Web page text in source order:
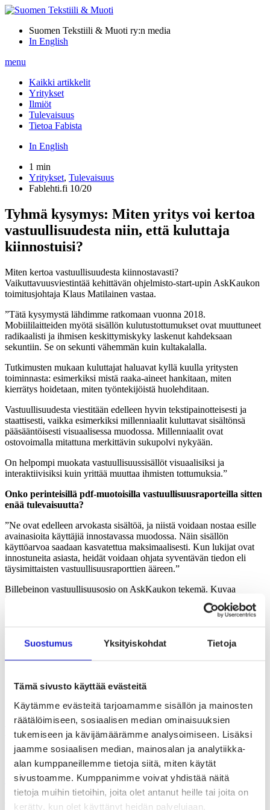
Suostumus Yksityiskohdat Tietoja
Tämä sivusto käyttää evästeitä
Käytämme evästeitä tarjoamamme sisällön ja mainosten
räätälöimiseen, sosiaalisen median ominaisuuksien
tukemiseen ja kävijämäärämme analysoimiseen. Lisäksi
jaamme sosiaalisen median, mainosalan ja analytiikka-
alan kumppaneillemme tietoja siitä, miten käytät
sivustoamme. Kumppanimme voivat yhdistää näitä
tietoja muihin tietoihin, joita olet antanut heille tai joita on
kerätty, kun olet käyttänyt heidän palvelujaan.
Suomen Tekstiili & Muoti ry:n media
In English
menu
Kaikki artikkelit
Yritykset
Ilmiöt
Tulevaisuus
Tietoa Fabista
In English
1 min
Yritykset, Tulevaisuus
Fablehti.fi 10/20
Tyhmä kysymys: Miten yritys voi kertoa
vastuullisuudesta niin, että kuluttaja
kiinnostuisi?
Miten kertoa vastuullisuudesta kiinnostavasti?
Vaikuttavuusviestintää kehittävän ohjelmisto-start-upin AskKaukon
toimitusjohtaja Klaus Matilainen vastaa.
”Tätä kysymystä lähdimme ratkomaan vuonna 2018.
Mobiililaitteiden myötä sisällön kulutustottumukset ovat muuttuneet
radikaalisti ja ihmisen keskittymiskyky laskenut kahdeksaan
sekuntiin. Se on sekunti vähemmän kuin kultakalalla.
Tutkimusten mukaan kuluttajat haluavat kyllä kuulla yritysten
toiminnasta: esimerkiksi mistä raaka-aineet hankitaan, miten
kierrätys hoidetaan, miten työntekijöistä huolehditaan.
Vastuullisuudesta viestitään edelleen hyvin tekstipainotteisesti ja
staattisesti, vaikka esimerkiksi millenniaalit kuluttavat sisältönsä
pääsääntöisesti visuaalisessa muodossa. Millenniaalit ovat
ostovoimalla mitattuna merkittävin sukupolvi nykyään.
On helpompi muokata vastuullisuussisällöt visuaalisiksi ja
interaktiivisiksi kuin yrittää muuttaa ihmisten tottumuksia.”
Onko perinteisillä pdf-muotoisilla vastuullisuusraporteilla sitten
enää tulevaisuutta?
”Ne ovat edelleen arvokasta sisältöä, ja niistä voidaan nostaa esille
avainasioita käyttäjiä innostavassa muodossa. Näin sisällön
käyttöarvoa saadaan kasvatettua maksimaalisesti. Kun lukijat ovat
innostuneita asiasta, heidät voidaan ohjata syventävän tiedon eli
täysimittaisten vastuullisuusraporttien ääreen.”
Billebeinon vastuullisuusosio on AskKaukon tekemä. Kuvaa
klikkaamalla pääset katsomaan materiaalia.
moni haluaa tietää,
Lue lisää vastuullisuusaiheista stjm.fi-sivuilta
Lue seuraavaksi
Yritykset, Ilmiöt